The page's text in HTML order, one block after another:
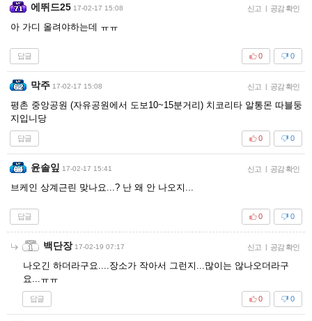
에뛰드25 17-02-17 15:08 신고 | 공감 확인
아 가디 올려야하는데 ㅠㅠ
답글 0
0
막주 17-02-17 15:08 신고 | 공감 확인
평촌 중앙공원 (자유공원에서 도보10~15분거리) 치코리타 알통몬 따블둥
지입니당
답글 0
0
윤솔잎 17-02-17 15:41 신고 | 공감 확인
브케인 상계근린 맞나요...? 난 왜 안 나오지...
답글 0
0
백단장 17-02-19 07:17 신고 | 공감 확인
나오긴 하더라구요....장소가 작아서 그런지...많이는 않나오더라구
요...ㅠㅠ
답글 0
0